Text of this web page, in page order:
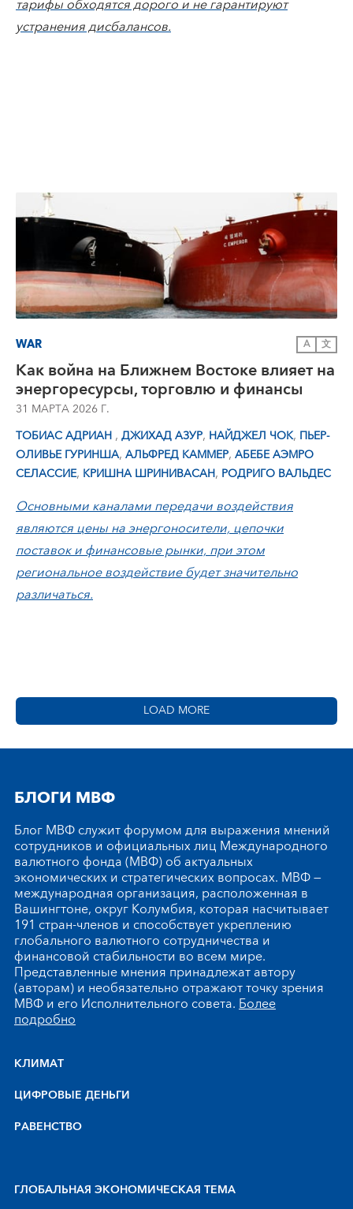
тарифы обходятся дорого и не гарантируют
устранения дисбалансов.
WAR A 文
Как война на Ближнем Востоке влияет на
энергоресурсы, торговлю и финансы
31 МАРТА 2026 Г.
ТОБИАС АДРИАН , ДЖИХАД АЗУР, НАЙДЖЕЛ ЧОК, ПЬЕР-
ОЛИВЬЕ ГУРИНША, АЛЬФРЕД КАММЕР, АБЕБЕ АЭМРО
СЕЛАССИЕ, КРИШНА ШРИНИВАСАН, РОДРИГО ВАЛЬДЕС
Основными каналами передачи воздействия
являются цены на энергоносители, цепочки
поставок и финансовые рынки, при этом
региональное воздействие будет значительно
различаться.
LOAD MORE
БЛОГИ МВФ
Блог МВФ служит форумом для выражения мнений
сотрудников и официальных лиц Международного
валютного фонда (МВФ) об актуальных
экономических и стратегических вопросах. МВФ —
международная организация, расположенная в
Вашингтоне, округ Колумбия, которая насчитывает
191 стран-членов и способствует укреплению
глобального валютного сотрудничества и
финансовой стабильности во всем мире.
Представленные мнения принадлежат автору
(авторам) и необязательно отражают точку зрения
МВФ и его Исполнительного совета.Более
подробно
КЛИМАТ
ЦИФРОВЫЕ ДЕНЬГИ
РАВЕНСТВО
ГЛОБАЛЬНАЯ ЭКОНОМИЧЕСКАЯ ТЕМА